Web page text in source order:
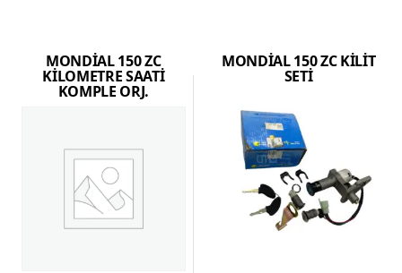
MONDİAL 150 ZC
KİLOMETRE SAATİ
KOMPLE ORJ.
MONDİAL 150 ZC KİLİT
SETİ